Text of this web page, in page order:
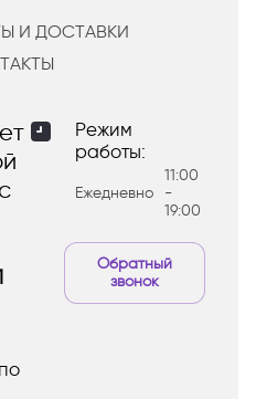
И ДОСТАВКИ
Режим
работы:
Ежедневно
11:00
-
19:00
Обратный
звонок